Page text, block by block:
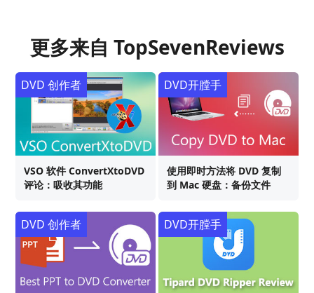
更多来自 TopSevenReviews
VSO 软件 ConvertXtoDVD
评论：吸收其功能
DVD 创作者
使用即时方法将 DVD 复制
到 Mac 硬盘：备份文件
DVD开膛手
DVD 创作者 DVD开膛手